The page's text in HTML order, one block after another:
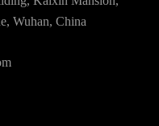
Wuhan, China